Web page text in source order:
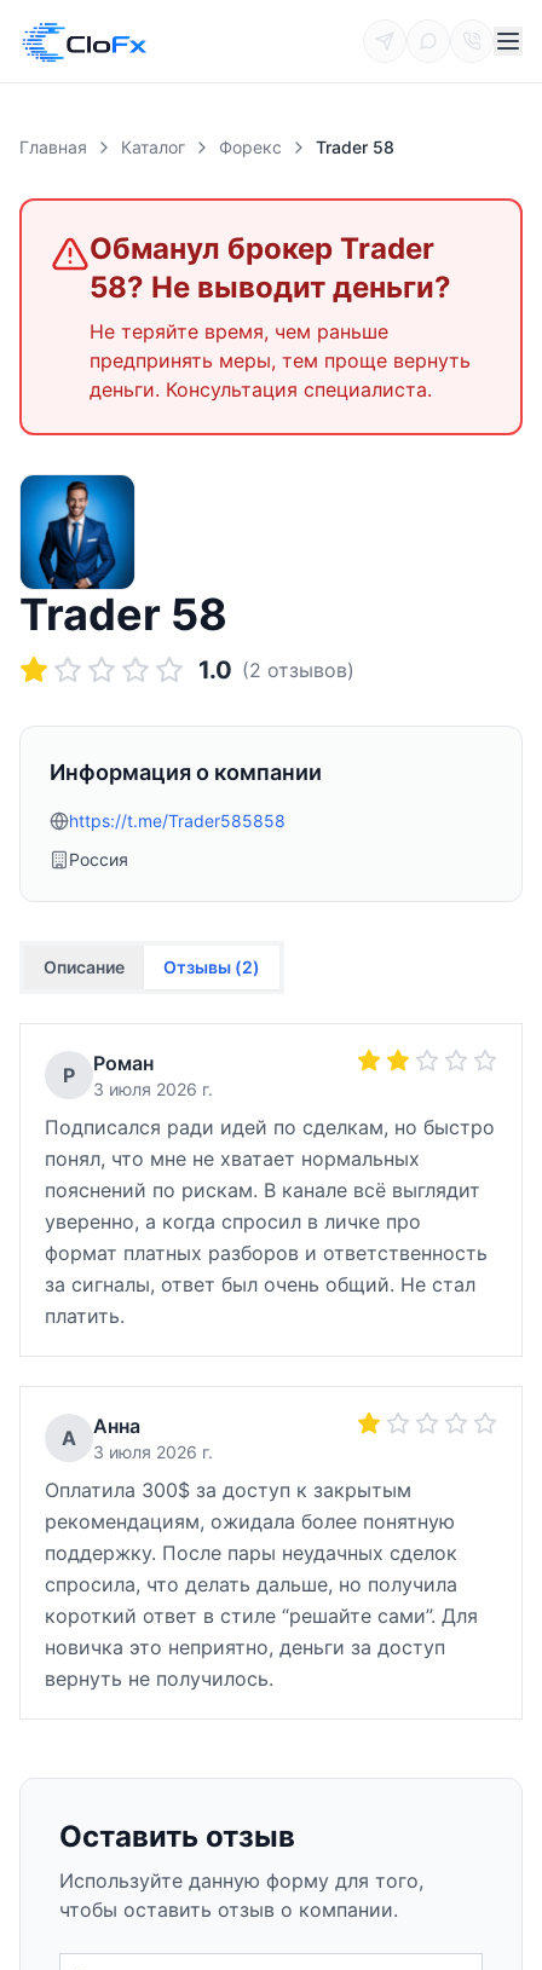
Главная Каталог Форекс Trader 58
Обманул брокер Trader
58? Не выводит деньги?
Не теряйте время, чем раньше
предпринять меры, тем проще вернуть
деньги. Консультация специалиста.
Trader 58
1.0 (2 отзывов)
Информация о компании
https://t.me/Trader585858
Россия
Описание Отзывы (2)
Р Роман
3 июля 2026 г.
Подписался ради идей по сделкам, но быстро
понял, что мне не хватает нормальных
пояснений по рискам. В канале всё выглядит
уверенно, а когда спросил в личке про
формат платных разборов и ответственность
за сигналы, ответ был очень общий. Не стал
платить.
А Анна
3 июля 2026 г.
Оплатила 300$ за доступ к закрытым
рекомендациям, ожидала более понятную
поддержку. После пары неудачных сделок
спросила, что делать дальше, но получила
короткий ответ в стиле “решайте сами”. Для
новичка это неприятно, деньги за доступ
вернуть не получилось.
Оставить отзыв
Используйте данную форму для того,
чтобы оставить отзыв о компании.